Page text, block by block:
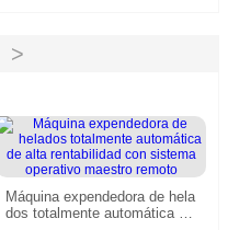
Máquina expendedora de hela
dos totalmente automática de